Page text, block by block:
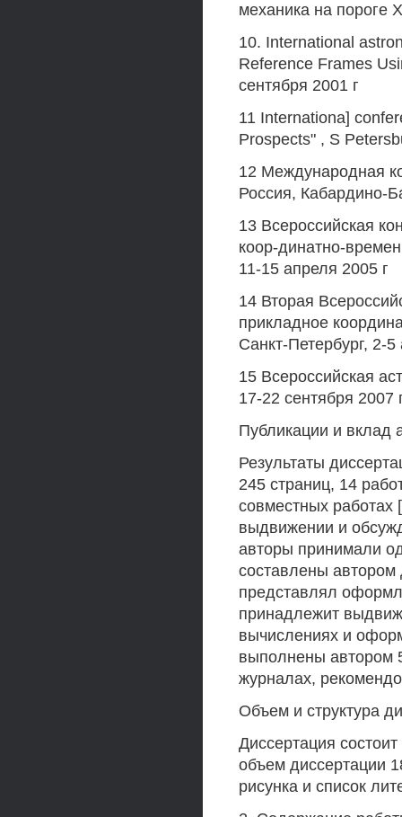
механика на пороге
10. International
Reference Frames
сентября 2001 г
11 Internationa]
Prospects" , S
12 Международная
Россия, Кабардино-
13 Всероссийская
коор-динатно-
11-15 апреля 2005 г
14 Вторая
прикладное
Санкт-Петербург, 2-
15 Всероссийская
17-22 сентября 2007
Публикации и вклад
Результаты
245 страниц, 14
совместных работах
выдвижении и
авторы принимали
составлены
представлял
принадлежит
вычислениях и
выполнены автором
журналах,
Объем и структура
Диссертация
объем диссертации
рисунка и список